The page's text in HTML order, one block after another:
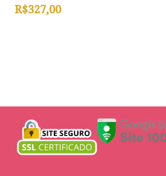
0
de
R$327,00